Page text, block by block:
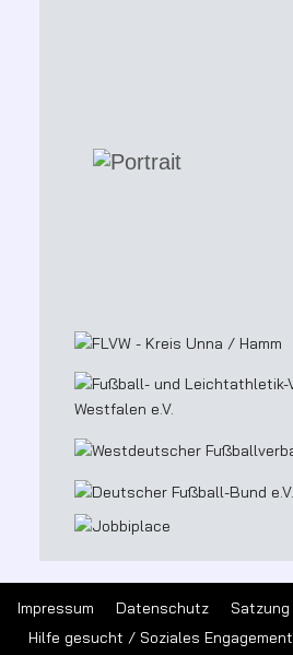
Impressum Datenschutz
Satzung
Hilfe gesucht / Soziales Engagement